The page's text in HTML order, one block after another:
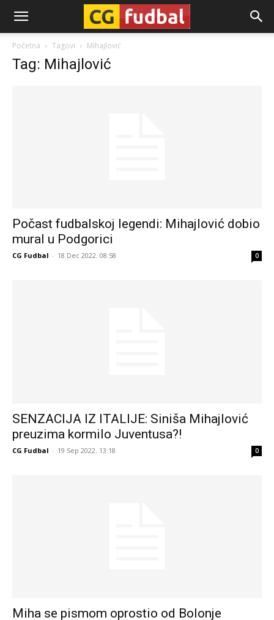
CG-
Fudbal
Početna Tagovi Mihajlović
Tag: Mihajlović
Počast fudbalskoj legendi: Mihajlović dobio
mural u Podgorici
CG Fudbal - 18 Dec 2022. 08:58 0
SENZACIJA IZ ITALIJE: Siniša Mihajlović
preuzima kormilo Juventusa?!
CG Fudbal - 19 Sep 2022. 13:18 0
Miha se pismom oprostio od Bolonje